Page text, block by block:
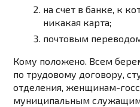
на счет в банке, к
никакая карта;
почтовым
Кому положено. Всем
по трудовому договору,
отделения, женщинам-
муниципальным